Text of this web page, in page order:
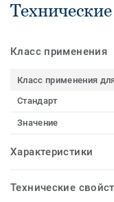
Класс применения
Класс применения
Стандарт
Значение
Характеристики
Технические